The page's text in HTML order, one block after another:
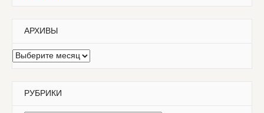
АРХИВЫ
Архивы
РУБРИКИ